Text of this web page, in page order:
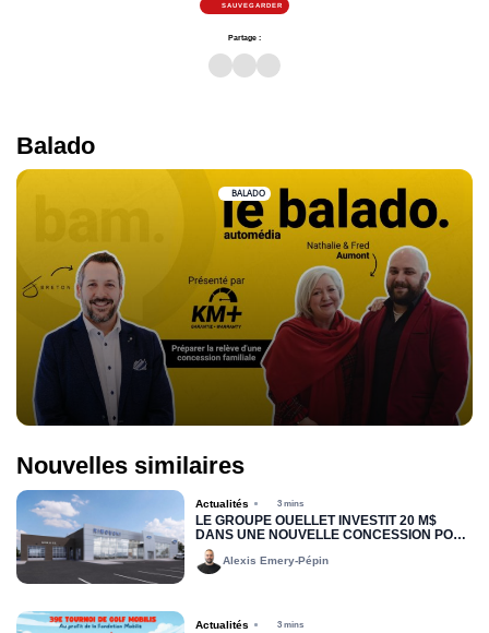
SAUVEGARDER
Partage :
Balado
BALADO
Nouvelles similaires
Actualités 3 mins
LE GROUPE OUELLET INVESTIT 20 M$
DANS UNE NOUVELLE CONCESSION POUR
RIMOUSKI FORD
Alexis Emery-Pépin
Actualités 3 mins